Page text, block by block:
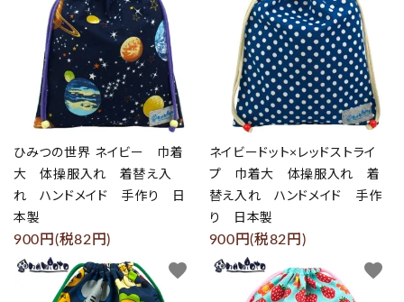
ひみつの世界 ネイビー 巾着
大 体操服入れ 着替え入
れ ハンドメイド 手作り 日
本製
900円(税82円)
ネイビードット×レッドストライ
プ 巾着大 体操服入れ 着
替え入れ ハンドメイド 手作
り 日本製
900円(税82円)
favorite favorite